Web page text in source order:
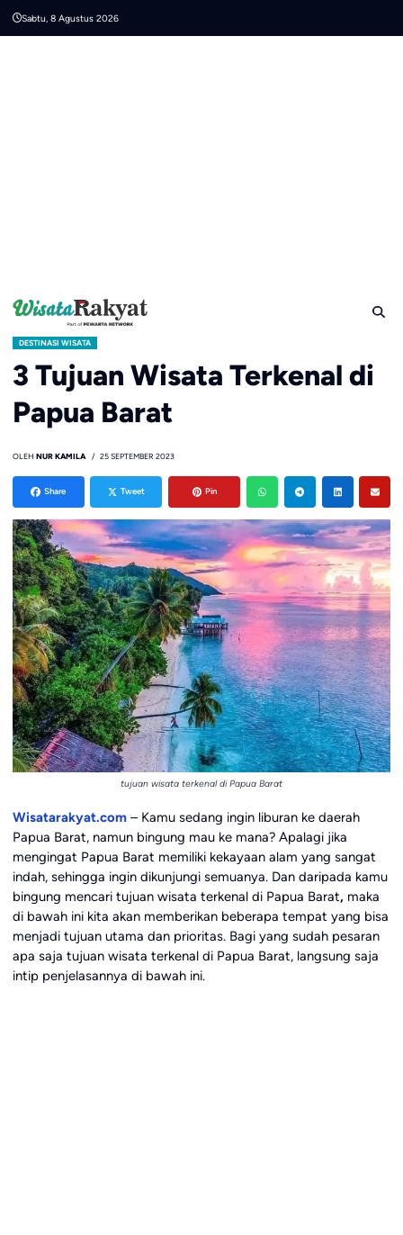
Sabtu, 8 Agustus 2026
DESTINASI WISATA
3 Tujuan Wisata Terkenal di
Papua Barat
OLEH NUR KAMILA 25 SEPTEMBER 2023
Share Tweet Pin
tujuan wisata terkenal di Papua Barat
Wisatarakyat.com– Kamu sedang ingin liburan ke daerah
Papua Barat, namun bingung mau ke mana? Apalagi jika
mengingat Papua Barat memiliki kekayaan alam yang sangat
indah, sehingga ingin dikunjungi semuanya. Dan daripada kamu
bingung mencari tujuan wisata terkenal di Papua Barat, maka
di bawah ini kita akan memberikan beberapa tempat yang bisa
menjadi tujuan utama dan prioritas. Bagi yang sudah pesaran
apa saja tujuan wisata terkenal di Papua Barat, langsung saja
intip penjelasannya di bawah ini.